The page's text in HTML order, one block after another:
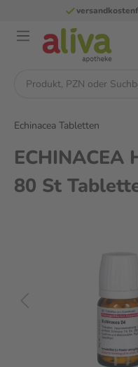
Echinacea Tabletten
ECHINACEA
80 St